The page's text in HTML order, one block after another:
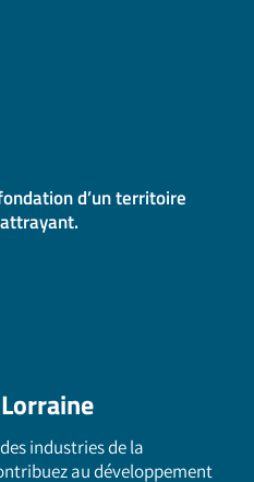
d’un territoire
industries de la
au développement